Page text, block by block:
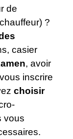
de
?
casier
, avoir
inscrire
choisir
vous